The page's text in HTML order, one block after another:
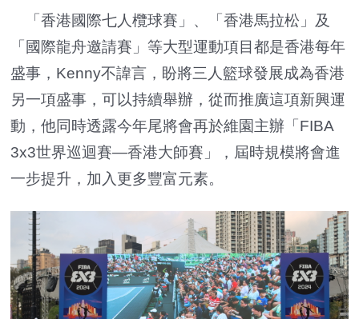
「香港國際七人欖球賽」、「香港馬拉松」及
「國際龍舟邀請賽」等大型運動項目都是香港每年
盛事，Kenny不諱言，盼將三人籃球發展成為香港
另一項盛事，可以持續舉辦，從而推廣這項新興運
動，他同時透露今年尾將會再於維園主辦「FIBA
3x3世界巡迴賽—香港大師賽」，屆時規模將會進
一步提升，加入更多豐富元素。